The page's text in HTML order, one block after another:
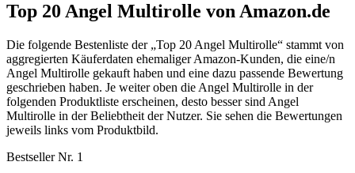
Top 20 Angel Multirolle von Amazon.de
Die folgende Bestenliste der „Top 20 Angel Multirolle“ stammt von
aggregierten Käuferdaten ehemaliger Amazon-Kunden, die eine/n
Angel Multirolle gekauft haben und eine dazu passende Bewertung
geschrieben haben. Je weiter oben die Angel Multirolle in der
folgenden Produktliste erscheinen, desto besser sind Angel
Multirolle in der Beliebtheit der Nutzer. Sie sehen die Bewertungen
jeweils links vom Produktbild.
Bestseller Nr. 1